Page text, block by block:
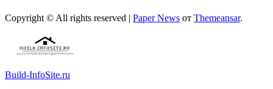
Copyright © All rights reserved | Paper News от Themeansar.
Build-InfoSite.ru